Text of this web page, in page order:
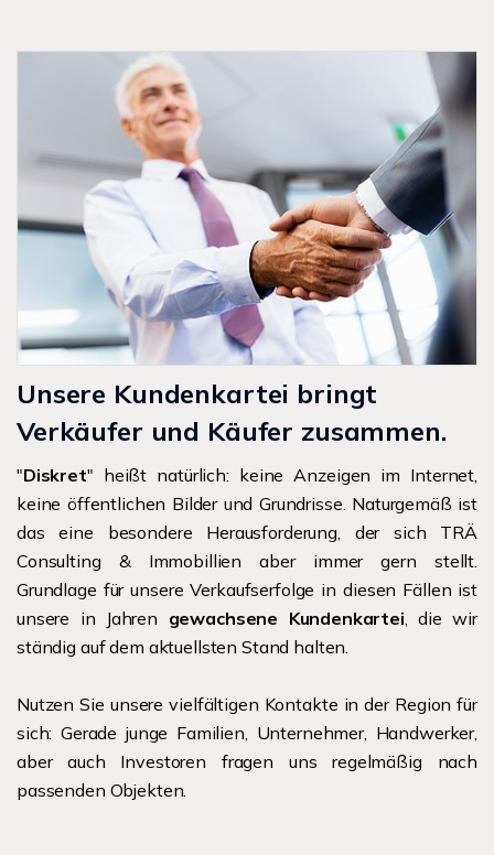
Unsere Kundenkartei bringt
Verkäufer und Käufer zusammen.
"Diskret" heißt natürlich: keine Anzeigen im Internet,
keine öffentlichen Bilder und Grundrisse. Naturgemäß ist
das eine besondere Herausforderung, der sich TRÄ
Consulting & Immobillien aber immer gern stellt.
Grundlage für unsere Verkaufserfolge in diesen Fällen ist
unsere in Jahren gewachsene Kundenkartei, die wir
ständig auf dem aktuellsten Stand halten.
Nutzen Sie unsere vielfältigen Kontakte in der Region für
sich: Gerade junge Familien, Unternehmer, Handwerker,
aber auch Investoren fragen uns regelmäßig nach
passenden Objekten.